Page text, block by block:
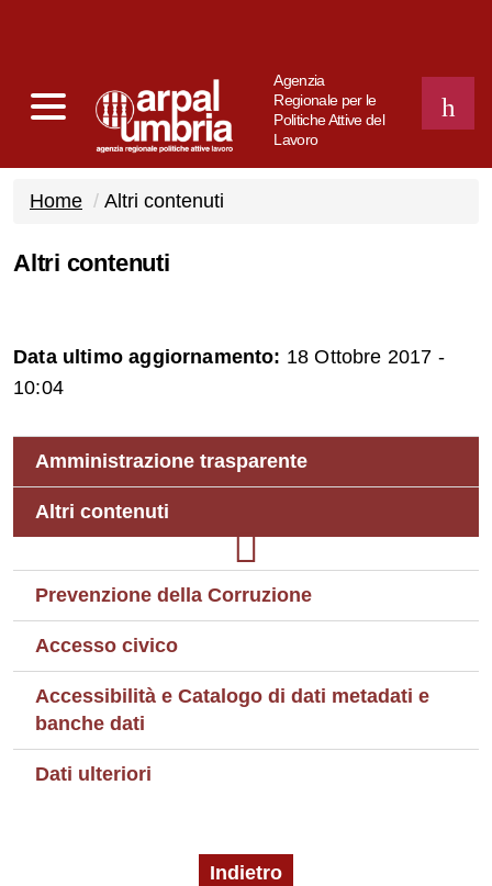
Agenzia
Regionale per le
Politiche Attive del
Lavoro
CERCA
Home Altri contenuti
Altri contenuti
Data ultimo aggiornamento: 18 Ottobre 2017 -
10:04
Amministrazione trasparente
Altri contenuti
Prevenzione della Corruzione
Accesso civico
Accessibilità e Catalogo di dati metadati e
banche dati
Dati ulteriori
Indietro